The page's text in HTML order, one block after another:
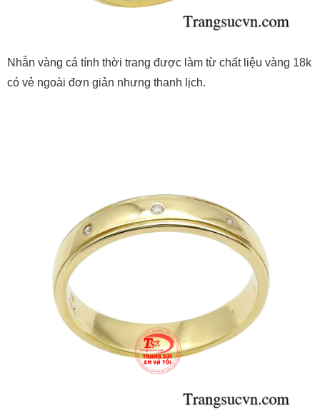
Nhẫn vàng cá tính thời trang được làm từ chất liệu vàng 18k
có vẻ ngoài đơn giản nhưng thanh lịch.